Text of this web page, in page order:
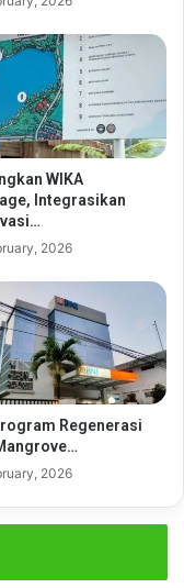
WIKA
Integrasikan
2026
Regenerasi
2026